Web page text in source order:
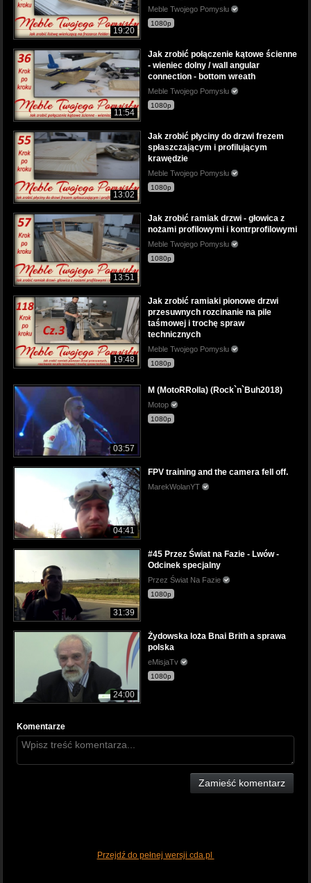
19:20
Meble Twojego Pomysłu
1080p
11:54
Jak zrobić połączenie kątowe ścienne
- wieniec dolny / wall angular
connection - bottom wreath
Meble Twojego Pomysłu
1080p
13:02
Jak zrobić płyciny do drzwi frezem
spłaszczającym i profilującym
krawędzie
Meble Twojego Pomysłu
1080p
13:51
Jak zrobić ramiak drzwi - głowica z
nożami profilowymi i kontrprofilowymi
Meble Twojego Pomysłu
1080p
19:48
Jak zrobić ramiaki pionowe drzwi
przesuwnych rozcinanie na pile
taśmowej i trochę spraw
technicznych
Meble Twojego Pomysłu
1080p
03:57
M (MotoRRolla) (Rock`n`Buh2018)
Motop
1080p
04:41
FPV training and the camera fell off.
MarekWolanYT
31:39
#45 Przez Świat na Fazie - Lwów -
Odcinek specjalny
Przez Świat Na Fazie
1080p
24:00
Żydowska loża Bnai Brith a sprawa
polska
eMisjaTv
1080p
Komentarze
Zamieść komentarz
Przejdź do pełnej wersji cda.pl